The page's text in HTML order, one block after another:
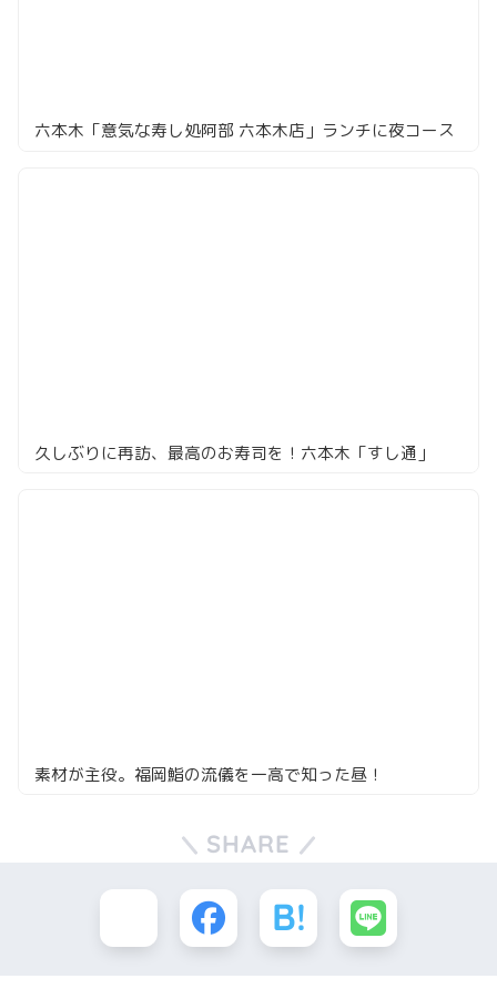
六本木「意気な寿し処阿部 六本木店」ランチに夜コース
久しぶりに再訪、最高のお寿司を！六本木「すし通」
素材が主役。福岡鮨の流儀を一高で知った昼！
SHARE